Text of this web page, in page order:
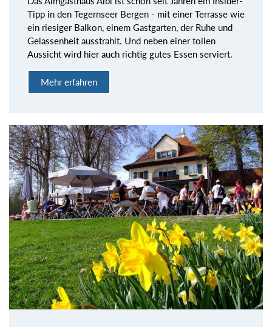
Tipp in den Tegernseer Bergen - mit einer Terrasse wie
ein riesiger Balkon, einem Gastgarten, der Ruhe und
Gelassenheit ausstrahlt. Und neben einer tollen
Aussicht wird hier auch richtig gutes Essen serviert.
Mehr erfahren